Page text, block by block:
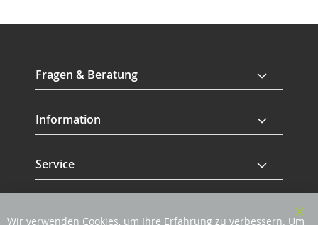
Fragen & Beratung
Information
Service
Wir verwenden Cookies, um Ihre Erfahrung zu verbessern. Um